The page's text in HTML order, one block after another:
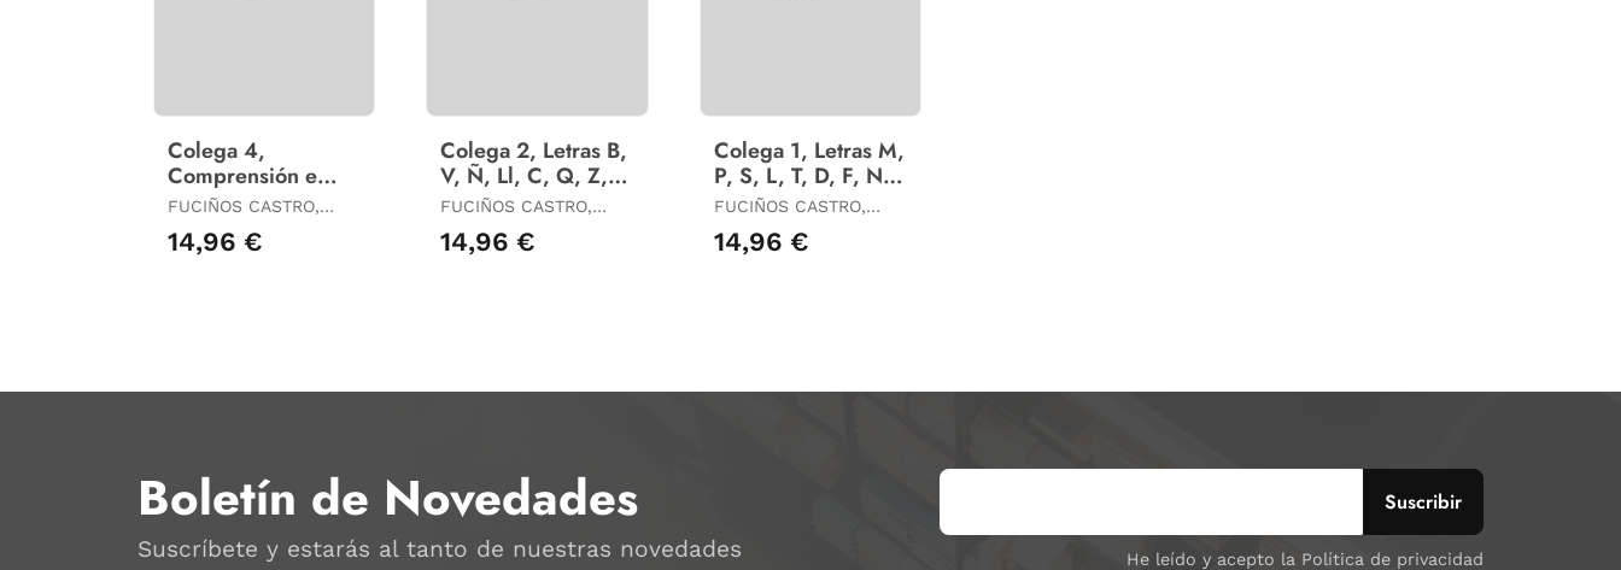
Colega 4,
Comprensión e
Lectoescritura,
Letras Pr, Pl, Fr, Fl,
Br, Bl, Cr, Cl, Gr,
FUCIÑOS CASTRO,
MARÍA TERESA /
GARCÍA VILA, MARÍA
14,96 €
Colega 2, Letras B,
V, Ñ, Ll, C, Q, Z,
Comprensión e
Lectoescritura en
Galego, Edu
FUCIÑOS CASTRO,
MARÍA TERESA /
GARCÍA VILA, MARÍA
14,96 €
Colega 1, Letras M,
P, S, L, T, D, F, N,
Comprensión e
Lectoescritura en
Galego, e
FUCIÑOS CASTRO,
MARÍA TERESA /
GARCÍA VILA, MARÍA
14,96 €
Boletín de Novedades
Suscríbete y estarás al tanto de nuestras novedades He leído y acepto la Política de privacidad